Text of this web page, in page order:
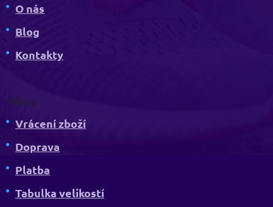
O nás
Blog
Kontakty
Nákup
Vrácení zboží
Doprava
Platba
Tabulka velikostí